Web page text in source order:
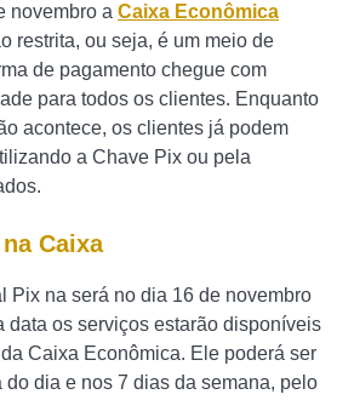
novembro a Caixa Econômica
restrita, ou seja, é um meio de
de pagamento chegue com
para todos os clientes. Enquanto
acontece, os clientes já podem
a Chave Pix ou pela
Caixa
Pix na será no dia 16 de novembro
data os serviços estarão disponíveis
Caixa Econômica. Ele poderá ser
do dia e nos 7 dias da semana, pelo